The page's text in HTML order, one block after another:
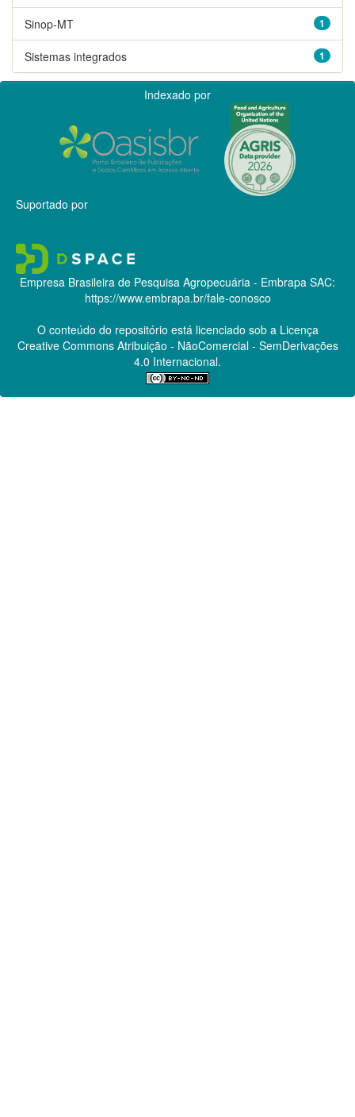
1
Sinop-MT
1
Sistemas integrados
Indexado por
Suportado por
Empresa Brasileira de Pesquisa Agropecuária - Embrapa SAC:
https://www.embrapa.br/fale-conosco
O conteúdo do repositório está licenciado sob a Licença
Creative CommonsAtribuição - NãoComercial - SemDerivações
4.0 Internacional.